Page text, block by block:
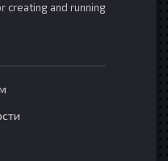
creating and running